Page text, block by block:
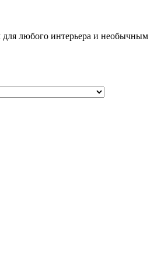
для любого интерьера и необычным